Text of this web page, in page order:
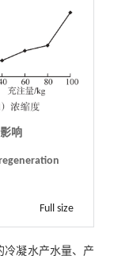
响
Full size
冷凝水产水量、产